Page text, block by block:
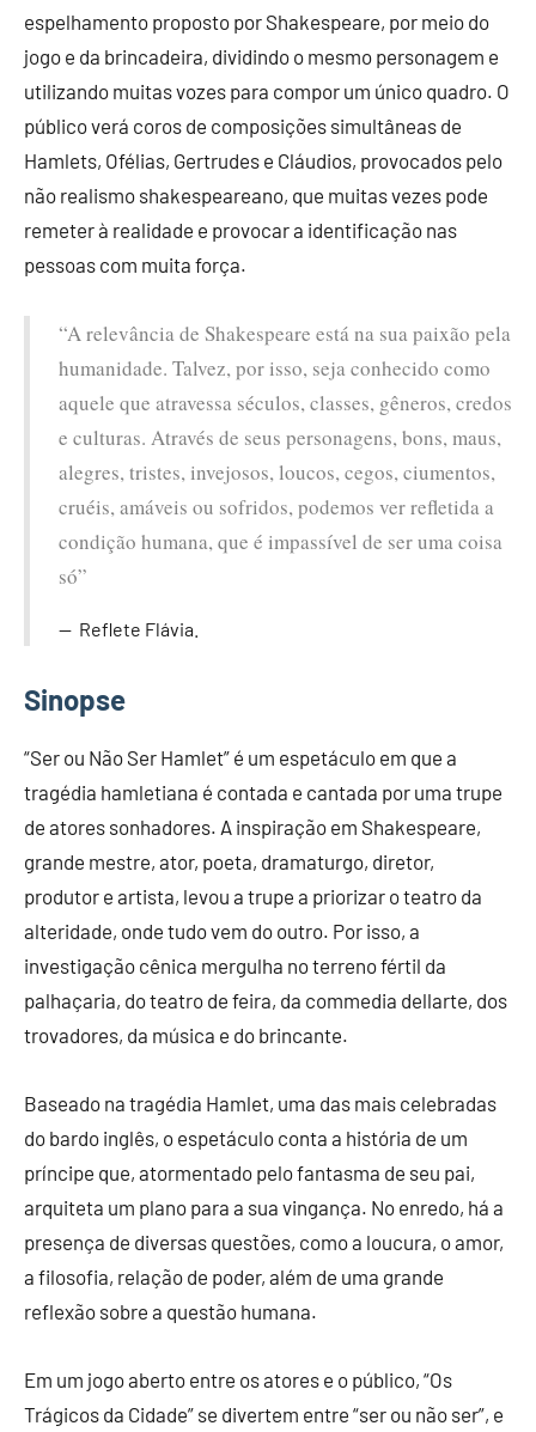
espelhamento proposto por Shakespeare, por meio do
jogo e da brincadeira, dividindo o mesmo personagem e
utilizando muitas vozes para compor um único quadro. O
público verá coros de composições simultâneas de
Hamlets, Ofélias, Gertrudes e Cláudios, provocados pelo
não realismo shakespeareano, que muitas vezes pode
remeter à realidade e provocar a identificação nas
pessoas com muita força.
“A relevância de Shakespeare está na sua paixão pela
humanidade. Talvez, por isso, seja conhecido como
aquele que atravessa séculos, classes, gêneros, credos
e culturas. Através de seus personagens, bons, maus,
alegres, tristes, invejosos, loucos, cegos, ciumentos,
cruéis, amáveis ou sofridos, podemos ver refletida a
condição humana, que é impassível de ser uma coisa
só”
Reflete Flávia.
Sinopse
“Ser ou Não Ser Hamlet” é um espetáculo em que a
tragédia hamletiana é contada e cantada por uma trupe
de atores sonhadores. A inspiração em Shakespeare,
grande mestre, ator, poeta, dramaturgo, diretor,
produtor e artista, levou a trupe a priorizar o teatro da
alteridade, onde tudo vem do outro. Por isso, a
investigação cênica mergulha no terreno fértil da
palhaçaria, do teatro de feira, da commedia dellarte, dos
trovadores, da música e do brincante.
Baseado na tragédia Hamlet, uma das mais celebradas
do bardo inglês, o espetáculo conta a história de um
príncipe que, atormentado pelo fantasma de seu pai,
arquiteta um plano para a sua vingança. No enredo, há a
presença de diversas questões, como a loucura, o amor,
a filosofia, relação de poder, além de uma grande
reflexão sobre a questão humana.
Em um jogo aberto entre os atores e o público, “Os
Trágicos da Cidade” se divertem entre “ser ou não ser”, e